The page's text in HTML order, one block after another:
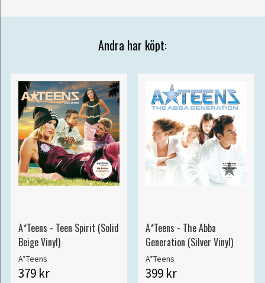
Andra har köpt:
A*Teens - Teen Spirit (Solid
Beige Vinyl)
A*Teens
379 kr
A*Teens - The Abba
Generation (Silver Vinyl)
A*Teens
399 kr